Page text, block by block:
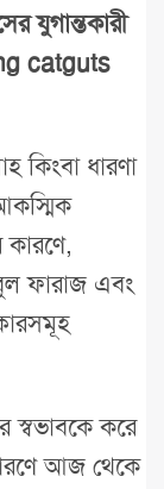
যুগান্তকারী
catguts
কিংবা ধারণা
কারণে,
ফারাজ এবং
স্বভাবকে করে
আজ থেকে